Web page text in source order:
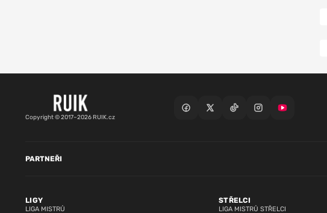
Copyright © 2017–2026 RUIK.cz
LIGY
LIGA MISTRŮ
STŘELCI
LIGA MISTRŮ STŘELCI
PARTNEŘI